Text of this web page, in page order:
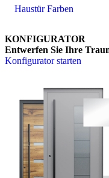
Haustür Farben
KONFIGURATOR
Entwerfen Sie Ihre
Konfigurator starten